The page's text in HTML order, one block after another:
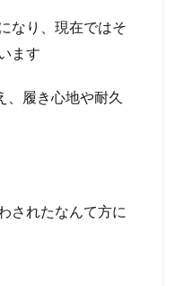
なり、現在ではそ
ます
、履き心地や耐久
されたなんて方に